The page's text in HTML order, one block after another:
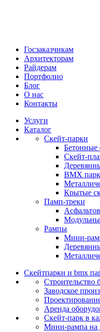
Госзаказчикам
Архитекторам
Райдерам
Портфолио
Блог
О нас
Контакты
Услуги
Каталог
Скейт‑парки
Бетонные
BMX
Крытые
Памп‑треки
Рампы
Мини-
Скейтпарки и bmx
Строительство
Заводское
Аренда
Скейт-парк в
Мини-рампа на